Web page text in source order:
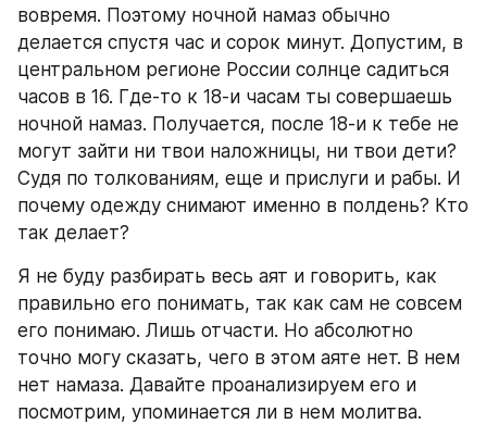
вовремя. Поэтому ночной намаз обычно
делается спустя час и сорок минут. Допустим, в
центральном регионе России солнце садиться
часов в 16. Где-то к 18-и часам ты совершаешь
ночной намаз. Получается, после 18-и к тебе не
могут зайти ни твои наложницы, ни твои дети?
Судя по толкованиям, еще и прислуги и рабы. И
почему одежду снимают именно в полдень? Кто
так делает?
Я не буду разбирать весь аят и говорить, как
правильно его понимать, так как сам не совсем
его понимаю. Лишь отчасти. Но абсолютно
точно могу сказать, чего в этом аяте нет. В нем
нет намаза. Давайте проанализируем его и
посмотрим, упоминается ли в нем молитва.